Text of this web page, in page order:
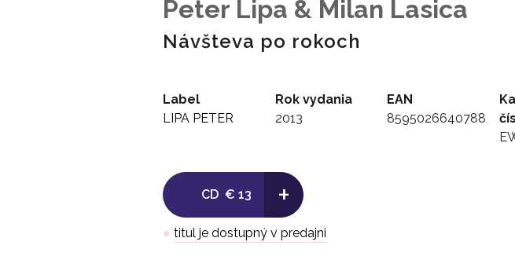
Peter Lipa & Milan Lasica
Návšteva po rokoch
Label
LIPA PETER
Rok vydania
2013
EAN
8595026640788
CD € 13 +
● titul je dostupný v predajni